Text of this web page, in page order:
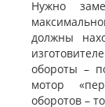
Нужно
должны
обороты –
мотор
оборотов –